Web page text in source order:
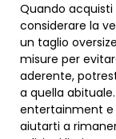
Quando
considerare la
un taglio
misure per
aderente,
a quella
entertainment e
aiutarti a